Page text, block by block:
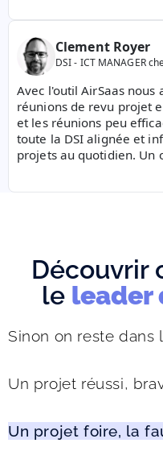
Clement Royer
DSI - ICT MANAGER
Avec l'outil AirSaas
réunions de revu projet
et les réunions peu
toute la DSI alignée et
projets au quotidien. Un
Découvrir
le leader
Sinon on reste dans
Un projet réussi,
Un projet foire, la